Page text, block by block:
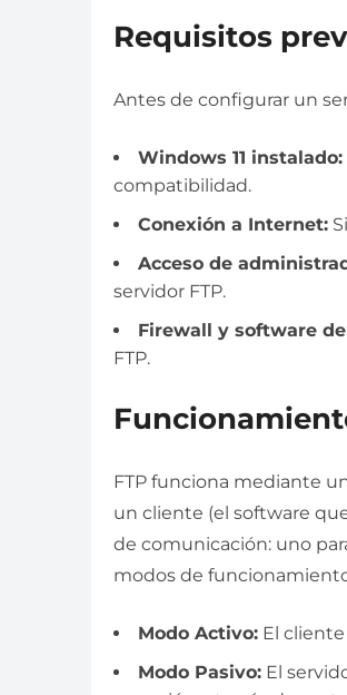
Requisitos
Antes de configurar un
Windows 11 instalado:
compatibilidad.
Conexión a Internet:
Acceso de
servidor FTP.
Firewall y software
FTP.
FTP funciona mediante
un cliente (el software
de comunicación: uno
modos de
Modo Activo: El
Modo Pasivo: El